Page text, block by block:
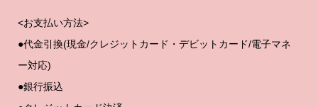
<お支払い方法>
●代金引換(現金/クレジットカード・デビットカード/電子マネ
ー対応)
●銀行振込